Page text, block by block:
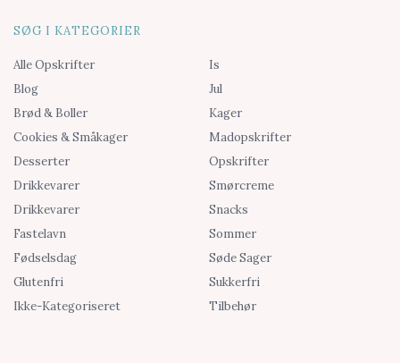
SØG I KATEGORIER
Alle Opskrifter
Blog
Brød & Boller
Cookies & Småkager
Desserter
Drikkevarer
Drikkevarer
Fastelavn
Fødselsdag
Glutenfri
Ikke-Kategoriseret
Is
Jul
Kager
Madopskrifter
Opskrifter
Smørcreme
Snacks
Sommer
Søde Sager
Sukkerfri
Tilbehør